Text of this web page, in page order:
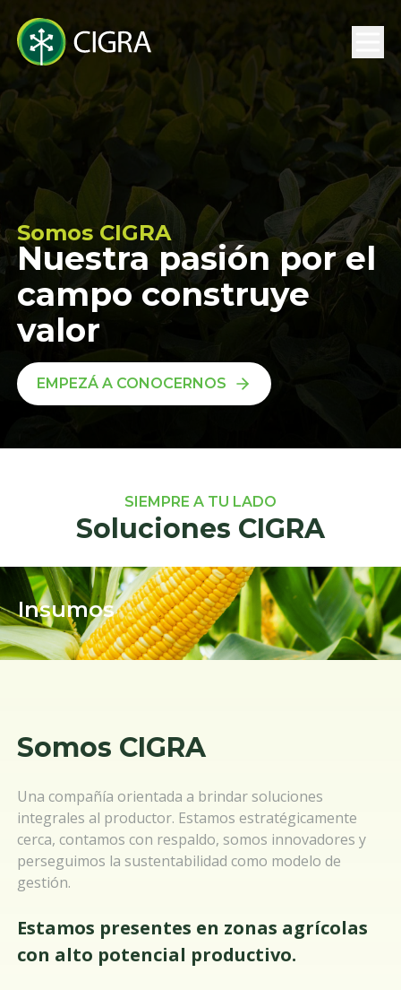
Somos CIGRA
Nuestra pasión por el
campo construye
valor
EMPEZÁ A CONOCERNOS
SIEMPRE A TU LADO
Soluciones CIGRA
Insumos
Somos CIGRA
Una compañía orientada a brindar soluciones
integrales al productor. Estamos estratégicamente
cerca, contamos con respaldo, somos innovadores y
perseguimos la sustentabilidad como modelo de
gestión.
Estamos presentes en zonas agrícolas
con alto potencial productivo.